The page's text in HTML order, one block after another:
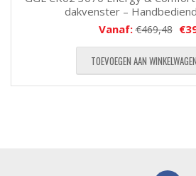
dakvenster –
Vanaf:€469,48 €
TOEVOEGEN AAN WINKELWAGEN